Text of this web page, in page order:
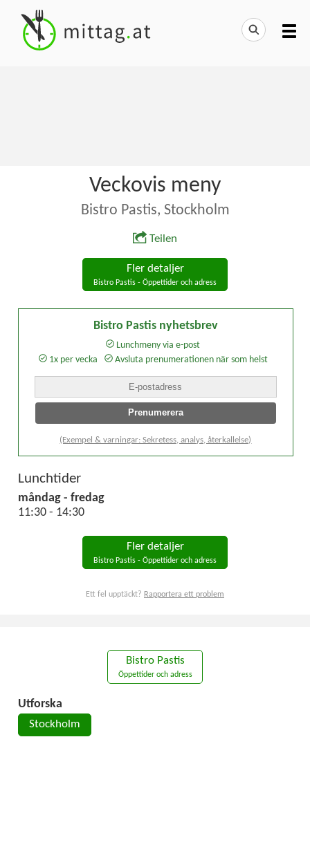
Veckovis meny
Bistro Pastis, Stockholm
Teilen
Fler detaljer
Bistro Pastis - Öppettider och adress
Bistro Pastis nyhetsbrev
Lunchmeny via e-post
1x per vecka
Avsluta prenumerationen när som helst
(Exempel & varningar: Sekretess, analys, återkallelse)
Lunchtider
måndag - fredag
11:30 - 14:30
Fler detaljer
Bistro Pastis - Öppettider och adress
Ett fel upptäckt? Rapportera ett problem
Bistro Pastis
Öppettider och adress
Utforska
Stockholm